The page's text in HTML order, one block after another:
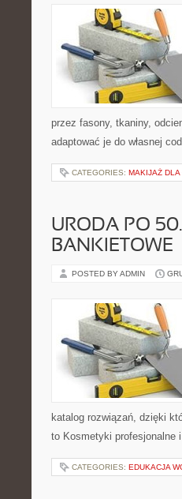
przez fasony, tkaniny,
adaptować je do własnej
CATEGORIES: MAKIJAŻ
URODA PO
BANKIETOWE
POSTED BY ADMIN
katalog rozwiązań, dzięki
to Kosmetyki
CATEGORIES: EDUKACJA